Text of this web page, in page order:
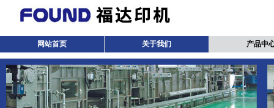
网站首页 关于我们 产品中